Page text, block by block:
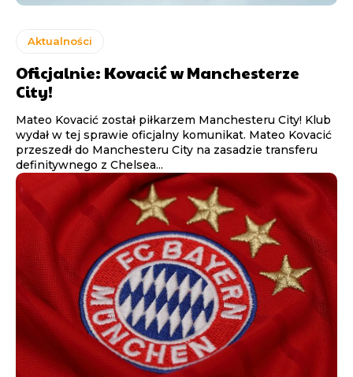
Aktualności
Oficjalnie: Kovacić w Manchesterze
City!
Mateo Kovacić został piłkarzem Manchesteru City! Klub
wydał w tej sprawie oficjalny komunikat. Mateo Kovacić
przeszedł do Manchesteru City na zasadzie transferu
definitywnego z Chelsea...